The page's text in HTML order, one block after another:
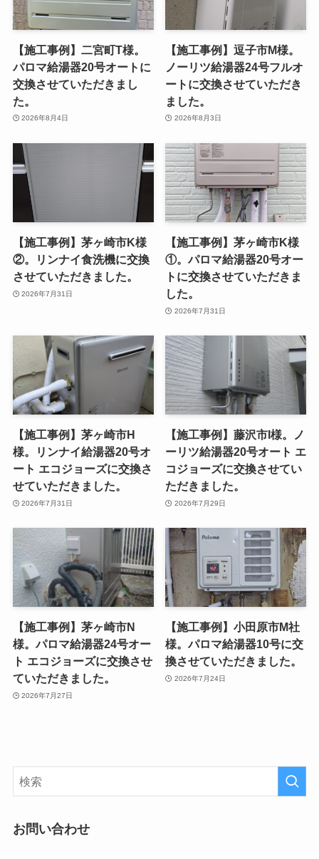
【施工事例】二宮町T様。
パロマ給湯器20号オートに
交換させていただきまし
た。
2026年8月4日
【施工事例】逗子市M様。
ノーリツ給湯器24号フルオ
ートに交換させていただき
ました。
2026年8月3日
【施工事例】茅ヶ崎市K様
②。リンナイ食洗機に交換
させていただきました。
2026年7月31日
【施工事例】茅ヶ崎市K様
①。パロマ給湯器20号オー
トに交換させていただきま
した。
2026年7月31日
【施工事例】茅ヶ崎市H
様。リンナイ給湯器20号オ
ート エコジョーズに交換さ
せていただきました。
2026年7月31日
【施工事例】藤沢市I様。ノ
ーリツ給湯器20号オート エ
コジョーズに交換させてい
ただきました。
2026年7月29日
【施工事例】茅ヶ崎市N
様。パロマ給湯器24号オー
ト エコジョーズに交換させ
ていただきました。
2026年7月27日
【施工事例】小田原市M社
様。パロマ給湯器10号に交
換させていただきました。
2026年7月24日
お問い合わせ